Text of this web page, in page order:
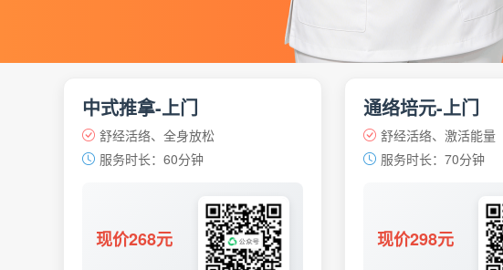
中式推拿-上门
舒经活络、全身放松
服务时长：60分钟
现价268元
通络培元-上门
舒经活络、激活能量
服务时长：70分钟
现价298元